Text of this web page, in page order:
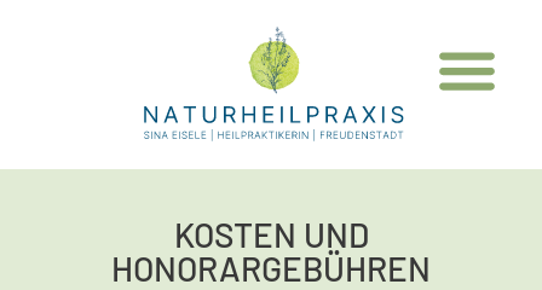
KOSTEN UND
HONORARGEBÜHREN